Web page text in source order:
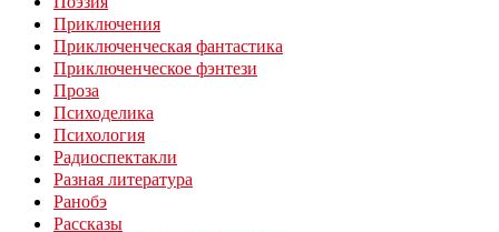
Приключения
Приключенческая фантастика
Приключенческое фэнтези
Проза
Психоделика
Психология
Радиоспектакли
Разная литература
Ранобэ
Рассказы